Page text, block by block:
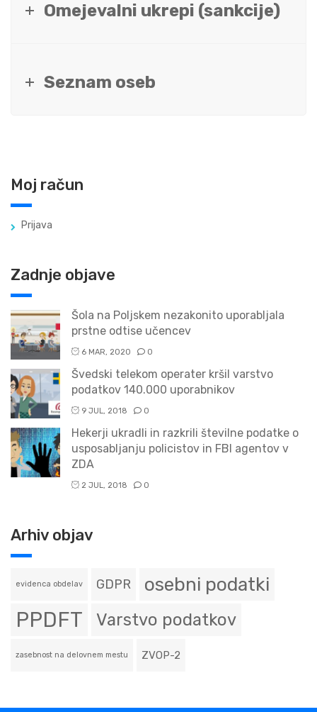
Omejevalni ukrepi (sankcije)
Seznam oseb
Moj račun
Prijava
Zadnje objave
Šola na Poljskem nezakonito uporabljala
prstne odtise učencev
6 MAR, 2020 0
Švedski telekom operater kršil varstvo
podatkov 140.000 uporabnikov
9 JUL, 2018 0
Hekerji ukradli in razkrili številne podatke o
usposabljanju policistov in FBI agentov v
ZDA
2 JUL, 2018 0
Arhiv objav
evidenca obdelav GDPR osebni podatki
PPDFT Varstvo podatkov
zasebnost na delovnem mestu ZVOP-2